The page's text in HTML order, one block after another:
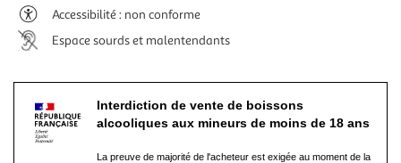
Accessibilité : non conforme
Espace sourds et malentendants
Interdiction de vente de boissons
alcooliques aux mineurs de moins de 18 ans
La preuve de majorité de l'acheteur est exigée au moment de la